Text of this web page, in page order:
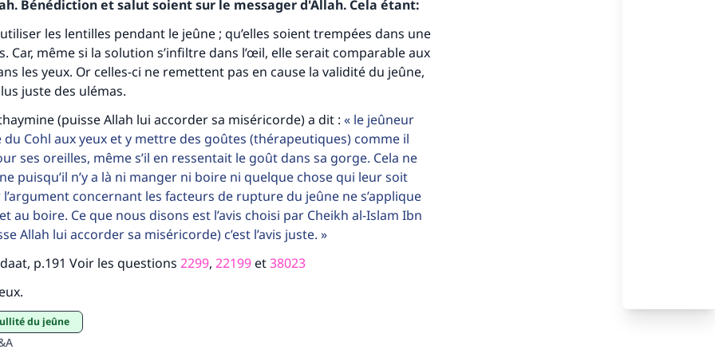
Bénédiction et salut soient sur le messager d'Allah. Cela étant:
les lentilles pendant le jeûne ; qu’elles soient trempées dans une
Car, même si la solution s’infiltre dans l’œil, elle serait comparable aux
les yeux. Or celles-ci ne remettent pas en cause la validité du jeûne,
juste des ulémas.
(puisse Allah lui accorder sa miséricorde) a dit :
le jeûneur
du Cohl aux yeux et y mettre des goûtes (thérapeutiques) comme il
ses oreilles, même s’il en ressentait le goût dans sa gorge. Cela ne
puisqu’il n’y a là ni manger ni boire ni quelque chose qui leur soit
l’argument concernant les facteurs de rupture du jeûne ne s’applique
et au boire. Ce que nous disons est l’avis choisi par Cheikh al-Islam Ibn
Allah lui accorder sa miséricorde) c’est l’avis juste.
p.191 Voir les questions 2299, 22199 et38023
du jeûne
une différence dans la vie de millions de
personnes grâce à votre contribution
Le Messager d'Allah (Paix sur lui) a dit:
qui indique une bonne action obtient la même récompense